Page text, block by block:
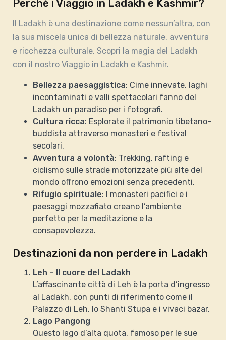
Perché i Viaggio in Ladakh e Kashmir?
Il Ladakh è una destinazione come nessun’altra, con
la sua miscela unica di bellezza naturale, avventura
e ricchezza culturale. Scopri la magia del Ladakh
con il nostro Viaggio in Ladakh e Kashmir.
Bellezza paesaggistica: Cime innevate, laghi
incontaminati e valli spettacolari fanno del
Ladakh un paradiso per i fotografi.
Cultura ricca: Esplorate il patrimonio tibetano-
buddista attraverso monasteri e festival
secolari.
Avventura a volontà: Trekking, rafting e
ciclismo sulle strade motorizzate più alte del
mondo offrono emozioni senza precedenti.
Rifugio spirituale: I monasteri pacifici e i
paesaggi mozzafiato creano l’ambiente
perfetto per la meditazione e la
consapevolezza.
Destinazioni da non perdere in Ladakh
Leh – Il cuore del Ladakh
L’affascinante città di Leh è la porta d’ingresso
al Ladakh, con punti di riferimento come il
Palazzo di Leh, lo Shanti Stupa e i vivaci bazar.
Lago Pangong
Questo lago d’alta quota, famoso per le sue